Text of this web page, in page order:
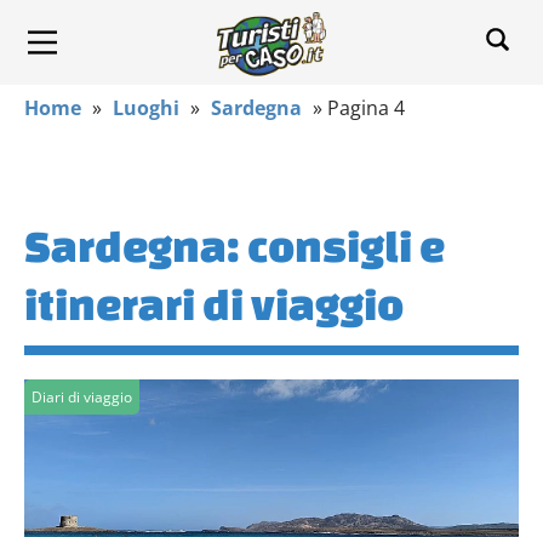
Home » Luoghi » Sardegna » Pagina 4
Sardegna: consigli e
itinerari di viaggio
Diari di viaggio